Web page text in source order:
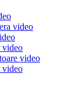
video
video
video
video